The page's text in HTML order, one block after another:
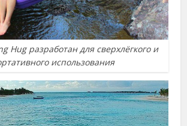
Hug разработан для сверхлёгкого и
использования